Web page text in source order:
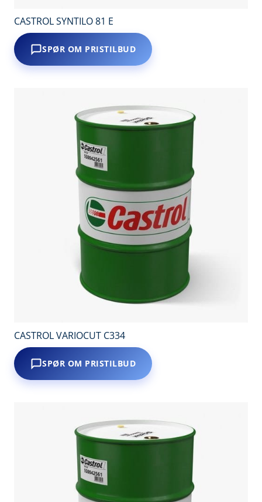
CASTROL SYNTILO 81 E
SPØR OM PRISTILBUD
CASTROL VARIOCUT C334
SPØR OM PRISTILBUD